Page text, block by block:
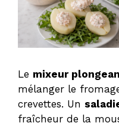
Le mixeur
mélanger le
crevettes. Un
fraîcheur de la